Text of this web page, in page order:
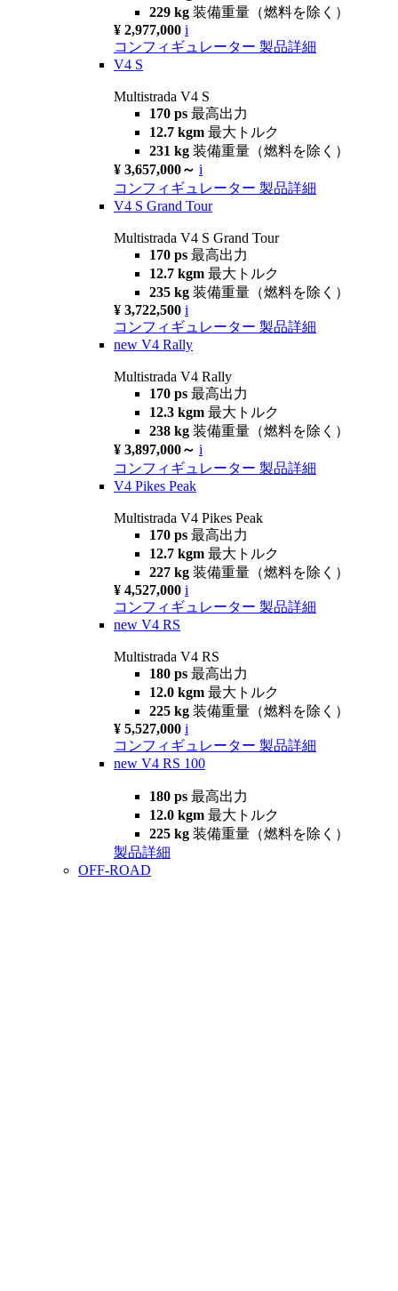
229 kg 装備重量（燃料を除く）
¥ 2,977,000 i
コンフィギュレーター 製品詳細
V4 S
Multistrada V4 S
170 ps 最高出力
12.7 kgm 最大トルク
231 kg 装備重量（燃料を除く）
¥ 3,657,000～ i
コンフィギュレーター 製品詳細
V4 S Grand Tour
Multistrada V4 S Grand Tour
170 ps 最高出力
12.7 kgm 最大トルク
235 kg 装備重量（燃料を除く）
¥ 3,722,500 i
コンフィギュレーター 製品詳細
new V4 Rally
Multistrada V4 Rally
170 ps 最高出力
12.3 kgm 最大トルク
238 kg 装備重量（燃料を除く）
¥ 3,897,000～ i
コンフィギュレーター 製品詳細
V4 Pikes Peak
Multistrada V4 Pikes Peak
170 ps 最高出力
12.7 kgm 最大トルク
227 kg 装備重量（燃料を除く）
¥ 4,527,000 i
コンフィギュレーター 製品詳細
new V4 RS
Multistrada V4 RS
180 ps 最高出力
12.0 kgm 最大トルク
225 kg 装備重量（燃料を除く）
¥ 5,527,000 i
コンフィギュレーター 製品詳細
new V4 RS 100
180 ps 最高出力
12.0 kgm 最大トルク
225 kg 装備重量（燃料を除く）
製品詳細
OFF-ROAD